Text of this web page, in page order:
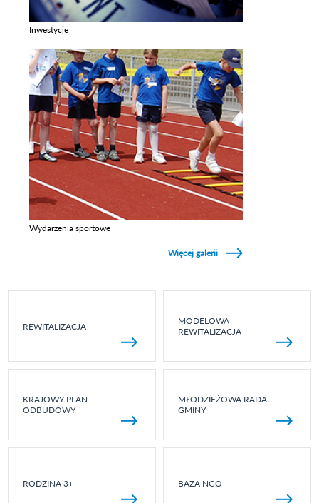
Inwestycje
Wydarzenia sportowe
Więcej galerii
REWITALIZACJA
MODELOWA
REWITALIZACJA
KRAJOWY PLAN
ODBUDOWY
MŁODZIEŻOWA RADA
GMINY
RODZINA 3+ BAZA NGO